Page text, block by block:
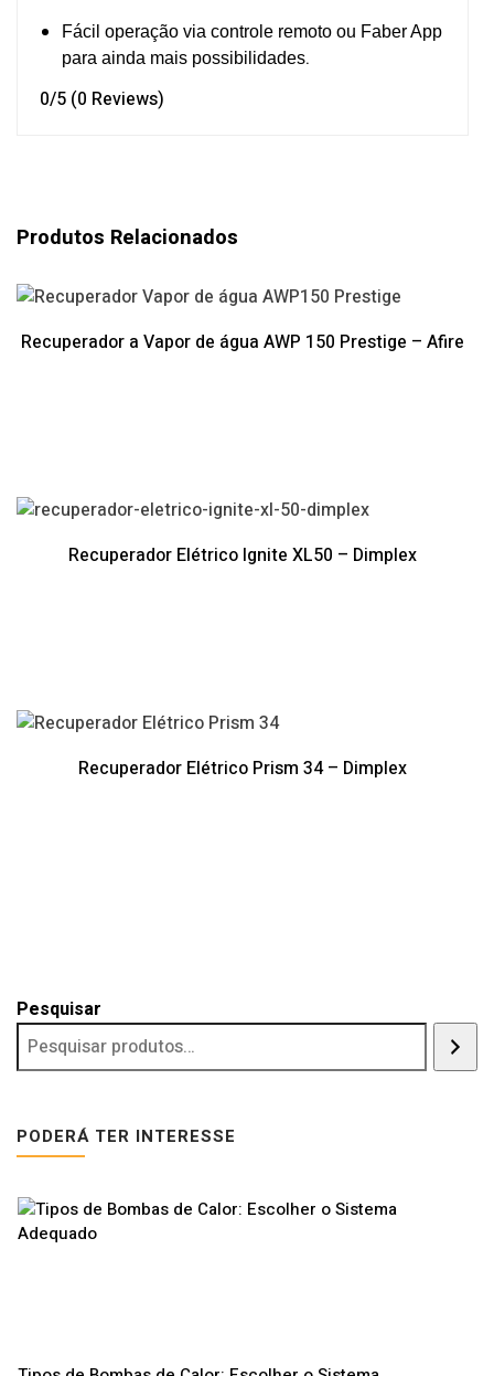
Fácil operação via controle remoto ou Faber App
para ainda mais possibilidades.
0/5 (0 Reviews)
Produtos Relacionados
Recuperador a Vapor de água AWP 150 Prestige – Afire
Recuperador Elétrico Ignite XL50 – Dimplex
Recuperador Elétrico Prism 34 – Dimplex
Pesquisar
PODERÁ TER INTERESSE